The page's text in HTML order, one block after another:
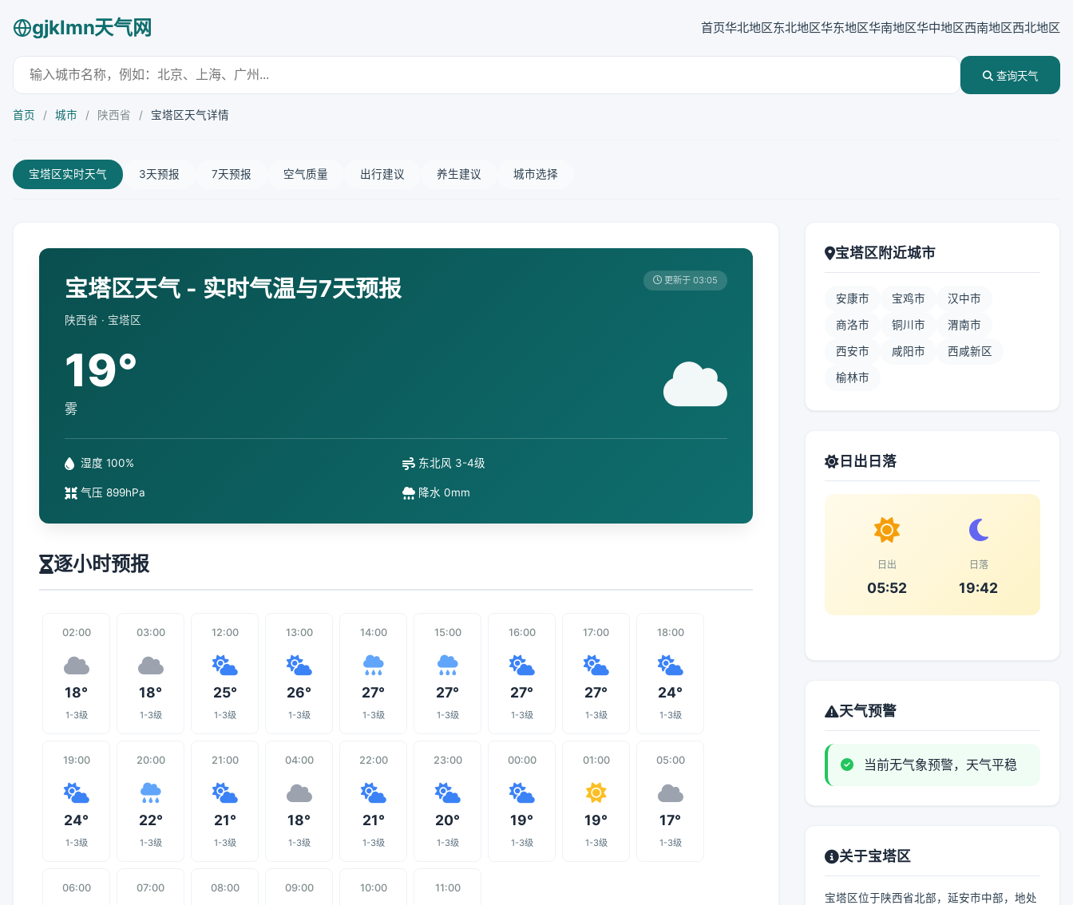
gjklmn天气网 首页华北地区东北地区华东地区华南地区华中地区西南地区西北地区
查询天气
首页 / 城市 / 陕西省 / 宝塔区天气详情
宝塔区实时天气 3天预报 7天预报 空气质量 出行建议 养生建议 城市选择
宝塔区天气 - 实时气温与7天预报
陕西省 · 宝塔区
更新于 03:05
19°
雾
湿度 100% 东北风 3-4级
气压 899hPa 降水 0mm
逐小时预报
02:00
18°
1-3级
03:00
18°
1-3级
12:00
25°
1-3级
13:00
26°
1-3级
14:00
27°
1-3级
15:00
27°
1-3级
16:00
27°
1-3级
17:00
27°
1-3级
18:00
24°
1-3级
19:00
24°
1-3级
20:00
22°
1-3级
21:00
21°
1-3级
04:00
18°
1-3级
22:00
21°
1-3级
23:00
20°
1-3级
00:00
19°
1-3级
01:00
19°
1-3级
05:00
17°
1-3级
06:00 07:00 08:00 09:00 10:00 11:00
宝塔区附近城市
安康市 宝鸡市 汉中市
商洛市 铜川市 渭南市
西安市 咸阳市 西咸新区
榆林市
日出日落
日出
05:52
日落
19:42
天气预警
当前无气象预警，天气平稳
关于宝塔区
宝塔区位于陕西省北部，延安市中部，地处